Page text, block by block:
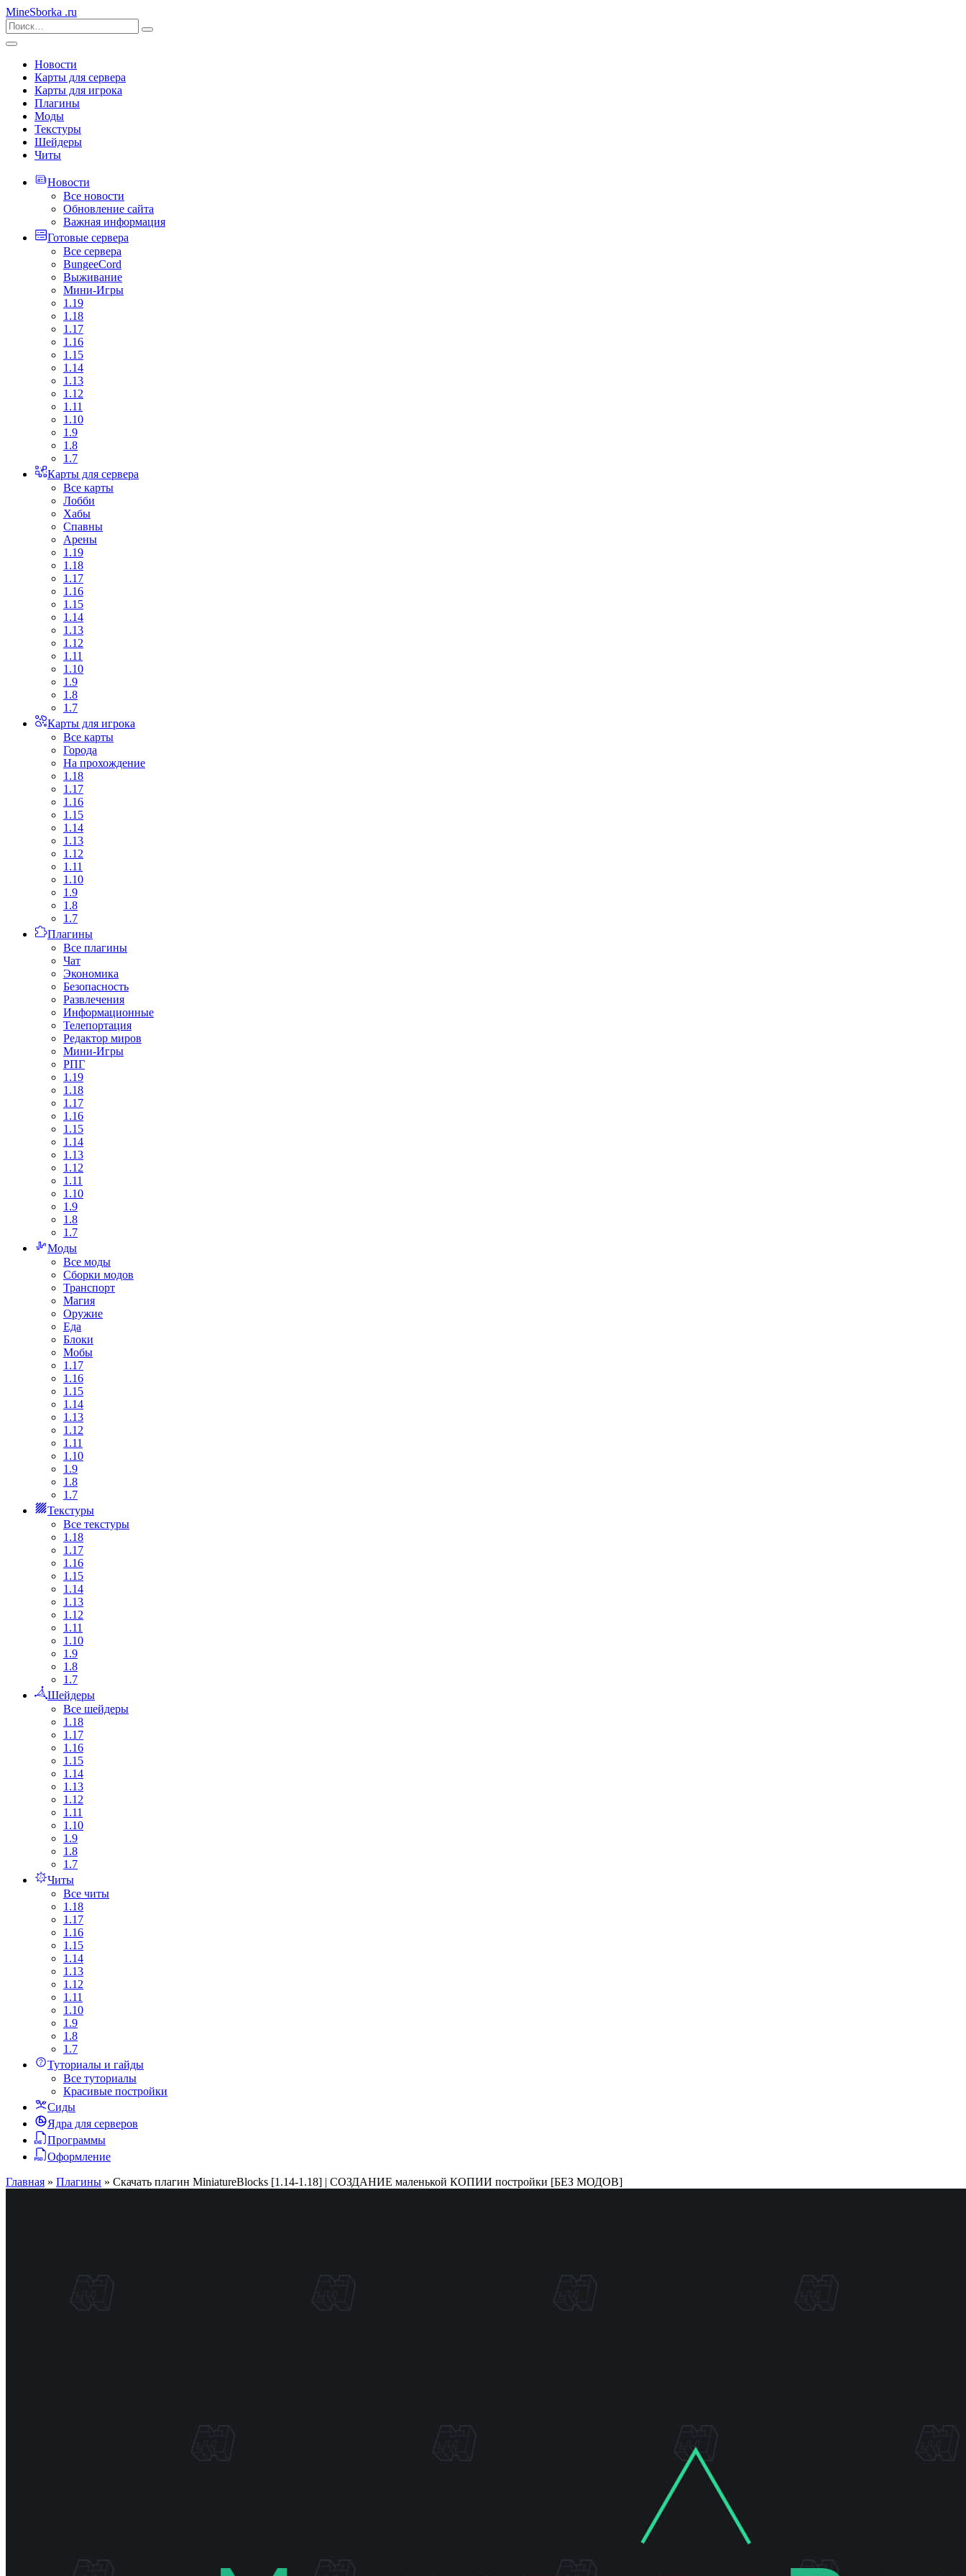
MineSborka .ru
Новости
Карты для сервера
Карты для игрока
Плагины
Моды
Текстуры
Шейдеры
Читы
Новости
Все новости
Обновление сайта
Важная информация
Готовые сервера
Все сервера
BungeeCord
Выживание
Мини-Игры
1.19
1.18
1.17
1.16
1.15
1.14
1.13
1.12
1.11
1.10
1.9
1.8
1.7
Карты для сервера
Все карты
Лобби
Хабы
Спавны
Арены
1.19
1.18
1.17
1.16
1.15
1.14
1.13
1.12
1.11
1.10
1.9
1.8
1.7
Карты для игрока
Все карты
Города
На прохождение
1.18
1.17
1.16
1.15
1.14
1.13
1.12
1.11
1.10
1.9
1.8
1.7
Плагины
Все плагины
Чат
Экономика
Безопасность
Развлечения
Информационные
Телепортация
Редактор миров
Мини-Игры
РПГ
1.19
1.18
1.17
1.16
1.15
1.14
1.13
1.12
1.11
1.10
1.9
1.8
1.7
Моды
Все моды
Сборки модов
Транспорт
Магия
Оружие
Еда
Блоки
Мобы
1.17
1.16
1.15
1.14
1.13
1.12
1.11
1.10
1.9
1.8
1.7
Текстуры
Все текстуры
1.18
1.17
1.16
1.15
1.14
1.13
1.12
1.11
1.10
1.9
1.8
1.7
Шейдеры
Все шейдеры
1.18
1.17
1.16
1.15
1.14
1.13
1.12
1.11
1.10
1.9
1.8
1.7
Читы
Все читы
1.18
1.17
1.16
1.15
1.14
1.13
1.12
1.11
1.10
1.9
1.8
1.7
Туториалы и гайды
Все туториалы
Красивые постройки
Сиды
Ядра для серверов
Программы
Оформление
Главная » Плагины » Скачать плагин MiniatureBlocks [1.14-1.18] | СОЗДАНИЕ маленькой КОПИИ постройки [БЕЗ МОДОВ]